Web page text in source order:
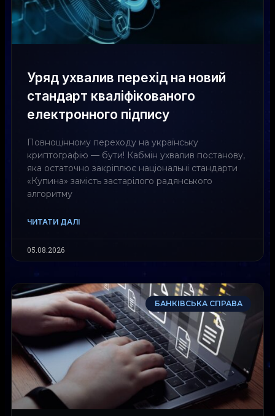
Уряд ухвалив перехід на новий
стандарт кваліфікованого
електронного підпису
Повноцінному переходу на українську
криптографію — бути! Кабмін ухвалив постанову,
яка остаточно закріплює національні стандарти
«Купина» замість застарілого радянського
алгоритму
ЧИТАТИ ДАЛІ
05.08.2026
БАНКІВСЬКА СПРАВА